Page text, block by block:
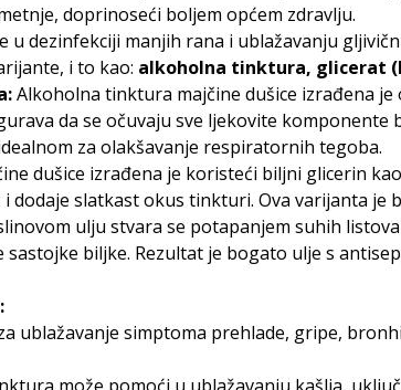
doprinoseći boljem općem zdravlju.
u dezinfekciji manjih rana i ublažavanju
i to kao: alkoholna tinktura, glicerat
Alkoholna tinktura majčine dušice izrađena
da se očuvaju sve ljekovite
za olakšavanje respiratornih tegoba.
dušice izrađena je koristeći biljni glicerin
slatkast okus tinkturi. Ova varijanta je
ulju stvara se potapanjem suhih
biljke. Rezultat je bogato ulje s
ublažavanje simptoma prehlade, gripe,